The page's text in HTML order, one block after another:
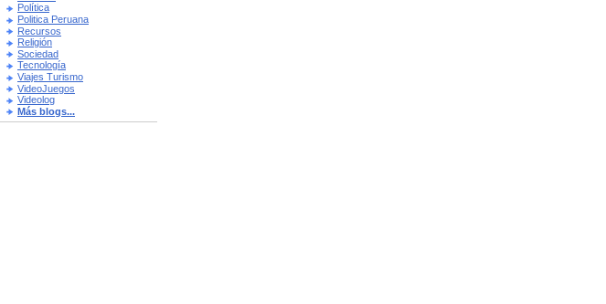
Política
Politica Peruana
Recursos
Religión
Sociedad
Tecnología
Viajes Turismo
VideoJuegos
Videolog
Más blogs...